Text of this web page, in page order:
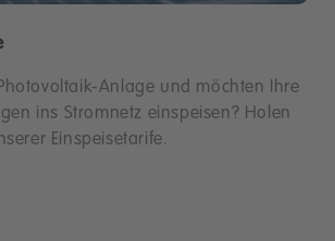
Anlage und möchten Ihre
ins Stromnetz einspeisen? Holen
Einspeisetarife.